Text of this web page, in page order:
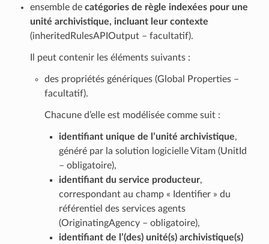
ensemble de catégories de règle indexées pour une
unité archivistique, incluant leur contexte
(inheritedRulesAPIOutput – facultatif).
Il peut contenir les éléments suivants :
des propriétés génériques (Global Properties –
facultatif).
Chacune d’elle est modélisée comme suit :
identifiant unique de l’unité archivistique,
généré par la solution logicielle Vitam (UnitId
– obligatoire),
identifiant du service producteur,
correspondant au champ « Identifier » du
référentiel des services agents
(OriginatingAgency – obligatoire),
identifiant de l’(des) unité(s) archivistique(s)